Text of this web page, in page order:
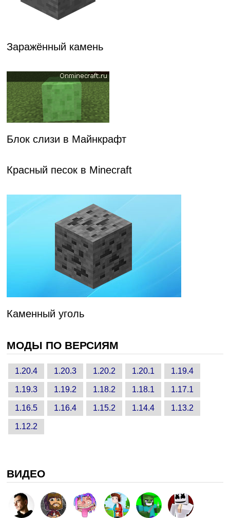
Заражённый камень
Блок слизи в Майнкрафт
Красный песок в Minecraft
Каменный уголь
МОДЫ ПО ВЕРСИЯМ
1.20.4 1.20.3 1.20.2 1.20.1 1.19.4
1.19.3 1.19.2 1.18.2 1.18.1 1.17.1
1.16.5 1.16.4 1.15.2 1.14.4 1.13.2
1.12.2
ВИДЕО